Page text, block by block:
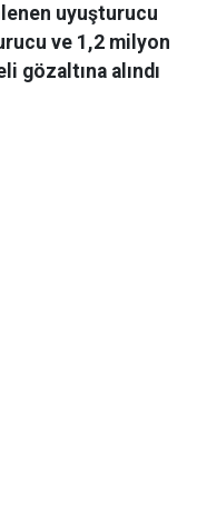
uyuşturucu
ve 1,2 milyon
gözaltına alındı